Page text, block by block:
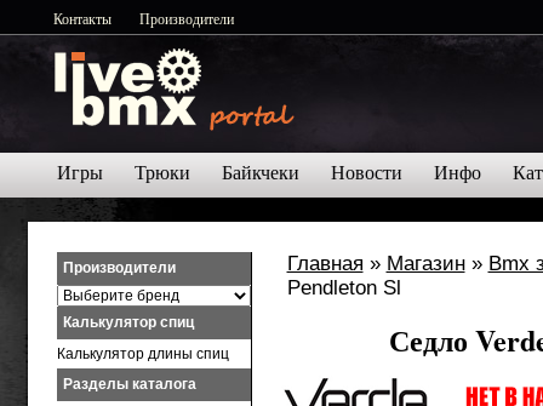
Контакты Производители
Игры Трюки Байкчеки Новости Инфо
Главная » Магазин» Bmx
Pendleton Sl
Седло
Производители
Калькулятор спиц
Калькулятор длины спиц
Разделы каталога